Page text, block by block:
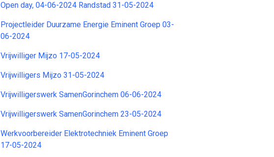
Open day, 04-06-2024 Randstad 31-05-2024
Projectleider Duurzame Energie Eminent Groep 03-
06-2024
Vrijwilliger Mijzo 17-05-2024
Vrijwilligers Mijzo 31-05-2024
Vrijwilligerswerk SamenGorinchem 06-06-2024
Vrijwilligerswerk SamenGorinchem 23-05-2024
Werkvoorbereider Elektrotechniek Eminent Groep
17-05-2024